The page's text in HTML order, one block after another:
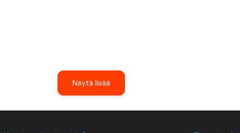
Näytä lisää